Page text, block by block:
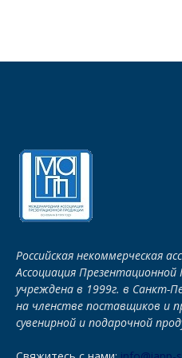
Российская некоммерческая
Ассоциация
учреждена в 1999г. в Санкт-
на членстве поставщиков и
сувенирной и подарочной